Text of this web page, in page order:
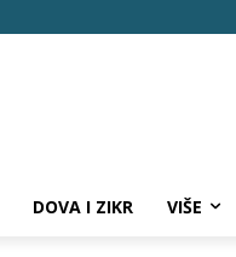
DOVA I ZIKR VIŠE